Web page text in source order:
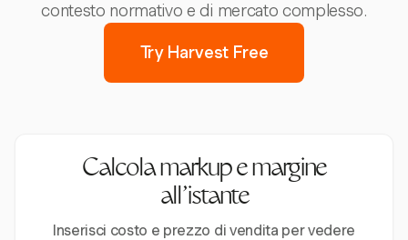
contesto normativo e di mercato complesso.
Try Harvest Free
Calcola markup e margine
all'istante
Inserisci costo e prezzo di vendita per vedere